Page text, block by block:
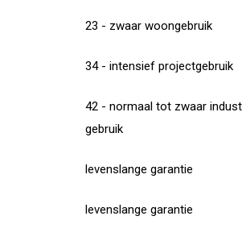
23 - zwaar woongebruik
34 - intensief projectgebruik
42 - normaal tot zwaar
gebruik
levenslange garantie
levenslange garantie